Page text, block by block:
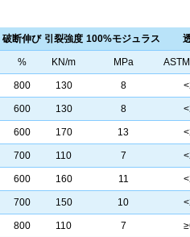
破断伸び 引裂強度 100%モジュラス
% KN/m MPa
800 130 8
600 130 8
600 170 13
700 110 7
600 160 11
700 150 10
800 110 7